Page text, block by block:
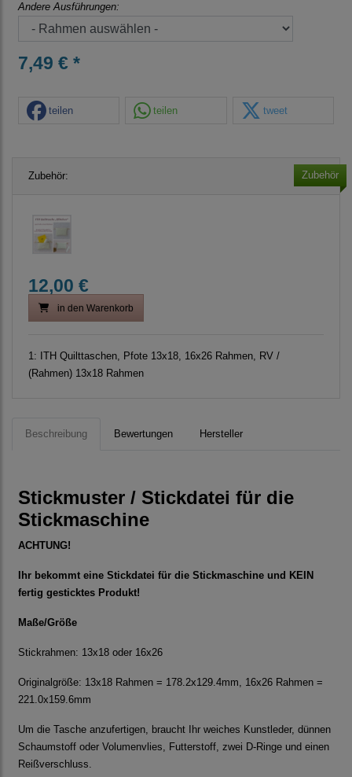
Andere Ausführungen:
7,49 € *
teilen teilen tweet
Zubehör: Zubehör
12,00 €
in den Warenkorb
1: ITH Quilttaschen, Pfote 13x18, 16x26 Rahmen, RV /
(Rahmen) 13x18 Rahmen
Beschreibung Bewertungen Hersteller
Stickmuster / Stickdatei für die
Stickmaschine
ACHTUNG!
Ihr bekommt eine Stickdatei für die Stickmaschine und KEIN
fertig gesticktes Produkt!
Maße/Größe
Stickrahmen: 13x18 oder 16x26
Originalgröße: 13x18 Rahmen = 178.2x129.4mm, 16x26 Rahmen =
221.0x159.6mm
Um die Tasche anzufertigen, braucht Ihr weiches Kunstleder, dünnen
Schaumstoff oder Volumenvlies, Futterstoff, zwei D-Ringe und einen
Reißverschluss.